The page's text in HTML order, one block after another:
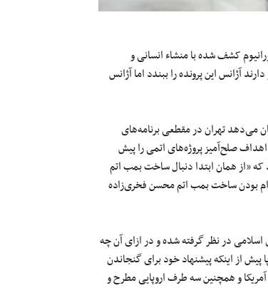
کشف شده با منشاء انسانی و
آژانس این پرونده را ببندد اما آژانس
اورانیوم کشف شده در سال ۲۰۱۹ در ایران نشان می‌دهد تهران در مقطعی برنامه‌های
صلح‌آمیز پروژه‌های اتمی را پیش‌
«از همان ابتدا دنبال ساخت بمب اتم
بودن ساخت بمب اتم محسن فخری‌زاده
در نظر گرفته شده و در ازای آن چه
از اینکه پیشنهاد خود برای گنجاندن
آمریکا و همچنین سه طرف اروپایی مطرح و